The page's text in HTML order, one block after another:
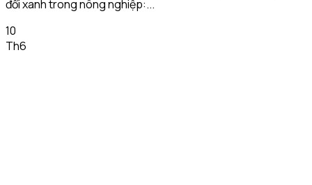
đổi xanh trong nông nghiệp:...
10
Th6